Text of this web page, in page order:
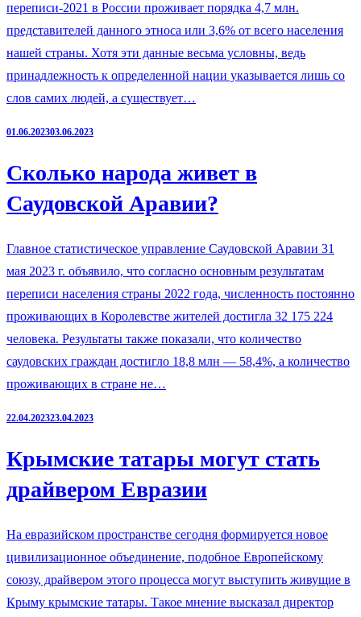
переписи-2021 в России проживает порядка 4,7 млн.
представителей данного этноса или 3,6% от всего населения
нашей страны. Хотя эти данные весьма условны, ведь
принадлежность к определенной нации указывается лишь со
слов самих людей, а существует…
01.06.202303.06.2023
Сколько народа живет в
Саудовской Аравии?
Главное статистическое управление Саудовской Аравии 31
мая 2023 г. объявило, что согласно основным результатам
переписи населения страны 2022 года, численность постоянно
проживающих в Королевстве жителей достигла 32 175 224
человека. Результаты также показали, что количество
саудовских граждан достигло 18,8 млн — 58,4%, а количество
проживающих в стране не…
22.04.202323.04.2023
Крымские татары могут стать
драйвером Евразии
На евразийском пространстве сегодня формируется новое
цивилизационное объединение, подобное Европейскому
союзу, драйвером этого процесса могут выступить живущие в
Крыму крымские татары. Такое мнение высказал директор